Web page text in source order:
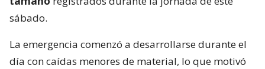
sábado.
La emergencia comenzó a desarrollarse durante el
día con caídas menores de material, lo que motivó